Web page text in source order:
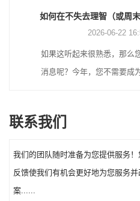
2026-06-22
如果这听起来很熟悉，那么您并
消息呢？今年，您不需要成为工
联系我们
我们的团队随时准备为您提供服务
反馈使我们有机会更好地为您服务
案......